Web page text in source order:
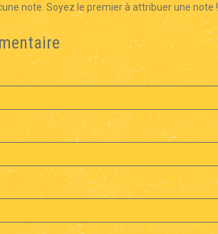
note. Soyez le premier à attribuer une note !